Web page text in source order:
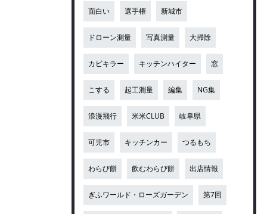
面白い 選手権 新城市
ドローン測量 写真測量 大掃除
カビキラー キッチンハイター 窓
こする 起工測量 編集 NG集
浪漫飛行 米米CLUB 岐阜県
可児市 キッチンカー つるもち
わらび餅 飲むわらび餅 出店情報
ぎふワールド・ローズガーデン 第7回